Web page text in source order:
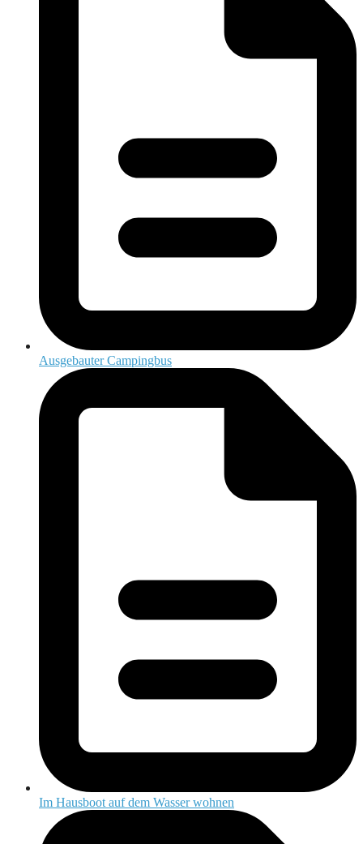
Ausgebauter Campingbus
Im Hausboot auf dem Wasser wohnen